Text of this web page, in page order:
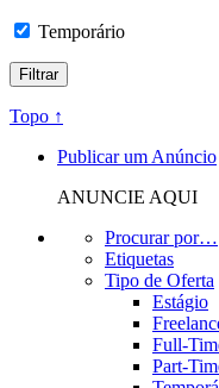
Temporário
Topo ↑
Publicar um Anúncio
ANUNCIE AQUI
Procurar por…
Etiquetas
Tipo de Oferta
Estágio
Full-
Part-